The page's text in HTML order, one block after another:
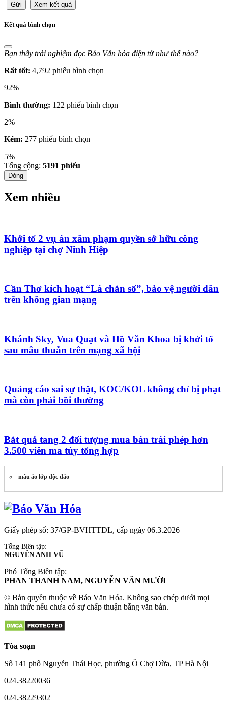
Gửi Xem kết quả
Kết quả bình chọn
Bạn thấy trải nghiệm đọc Báo Văn hóa điện tử như thế nào?
Rất tốt: 4,792 phiếu bình chọn
92%
Bình thường: 122 phiếu bình chọn
2%
Kém: 277 phiếu bình chọn
5%
Tổng cộng: 5191 phiếu
Đóng
Xem nhiều
Khởi tố 2 vụ án xâm phạm quyền sở hữu công
nghiệp tại chợ Ninh Hiệp
Cần Thơ kích hoạt “Lá chắn số”, bảo vệ người dân
trên không gian mạng
Khánh Sky, Vua Quạt và Hồ Văn Khoa bị khởi tố
sau mâu thuẫn trên mạng xã hội
Quảng cáo sai sự thật, KOC/KOL không chỉ bị phạt
mà còn phải bồi thường
Bắt quả tang 2 đối tượng mua bán trái phép hơn
3.500 viên ma túy tổng hợp
mẫu áo lớp độc đáo
Giấy phép số: 37/GP-BVHTTDL, cấp ngày 06.3.2026
Tổng Biên tập:
NGUYỄN ANH VŨ
Phó Tổng Biên tập:
PHAN THANH NAM, NGUYỄN VĂN MƯỜI
© Bản quyền thuộc về Báo Văn Hóa. Không sao chép dưới mọi
hình thức nếu chưa có sự chấp thuận bằng văn bản.
Tòa soạn
Số 141 phố Nguyễn Thái Học, phường Ô Chợ Dừa, TP Hà Nội
024.38220036
024.38229302